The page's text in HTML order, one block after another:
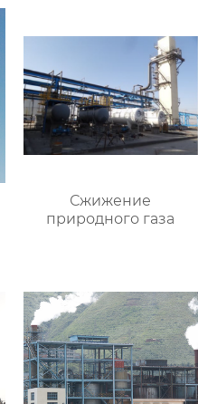
Сжижение
природного газа